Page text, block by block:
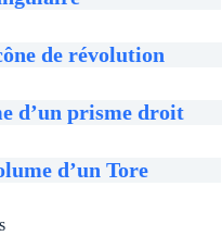
de révolution
d’un prisme droit
d’un Tore